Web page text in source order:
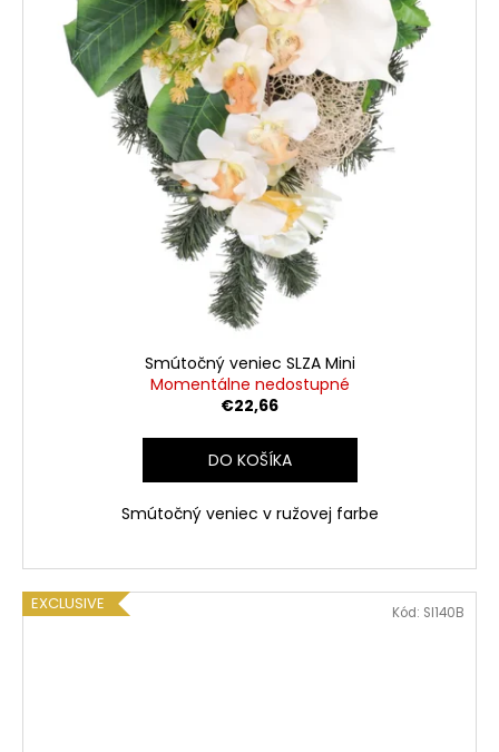
Smútočný veniec SLZA Mini
Momentálne nedostupné
€22,66
DO KOŠÍKA
Smútočný veniec v ružovej farbe
EXCLUSIVE Kód: SI140B